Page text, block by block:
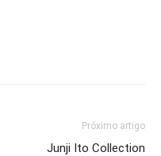
Próximo artigo
Junji Ito Collection